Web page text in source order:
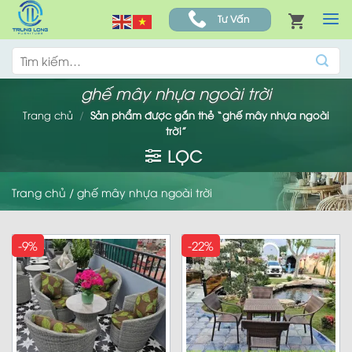
Skip
content
Tư Vấn
Tìm
kiếm:
ghế mây nhựa ngoài trời
Trang chủ / Sản phẩm được gắn thẻ “ghế mây nhựa ngoài
trời”
LỌC
Trang chủ / ghế mây nhựa ngoài trời
-9% -22%